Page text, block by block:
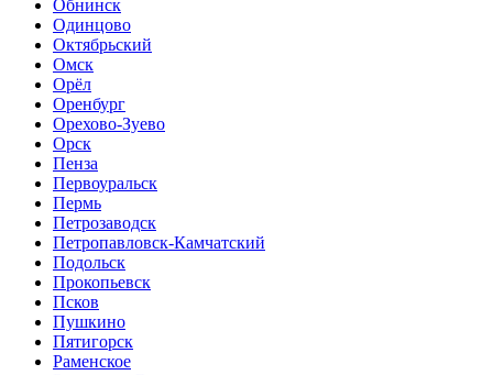
Обнинск
Одинцово
Октябрьский
Омск
Орёл
Оренбург
Орехово-Зуево
Орск
Пенза
Первоуральск
Пермь
Петрозаводск
Петропавловск-Камчатский
Подольск
Прокопьевск
Псков
Пушкино
Пятигорск
Раменское